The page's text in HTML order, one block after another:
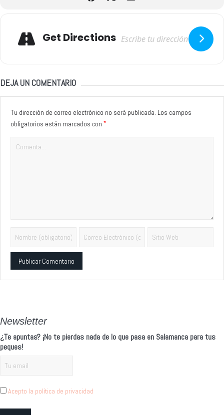
Get Directions
DEJA UN COMENTARIO
Tu dirección de correo electrónico no será publicada. Los campos
obligatorios están marcados con *
Newsletter
¿Te apuntas? ¡No te pierdas nada de lo que pasa en Salamanca para tus
peques!
Acepto la política de privacidad